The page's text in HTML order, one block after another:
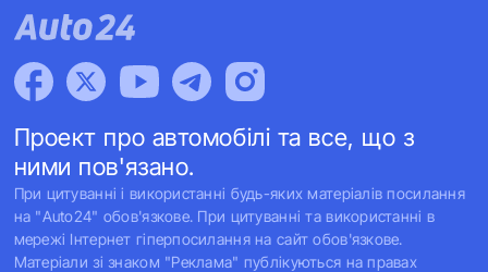
Проект про автомобілі та все, що з
ними пов'язано.
При цитуванні і використанні будь-яких матеріалів посилання
на "Auto24" обов'язкове. При цитуванні та використанні в
мережі Інтернет гіперпосилання на сайт обов'язкове.
Матеріали зі знаком "Реклама" публікуються на правах